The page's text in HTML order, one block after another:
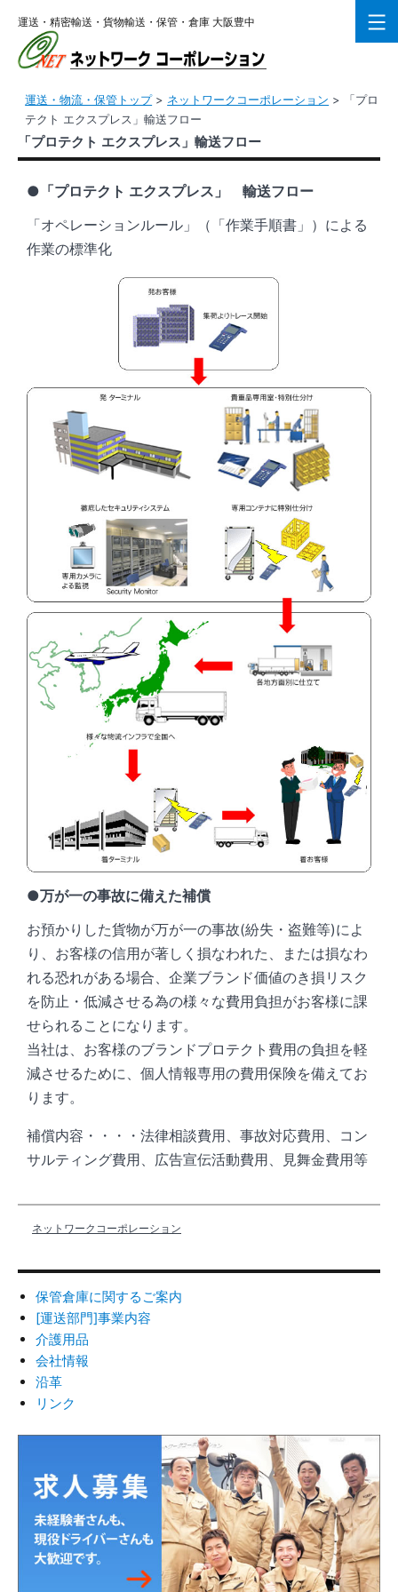
運送・精密輸送・貨物輸送・保管・倉庫 大阪豊中
運送・物流・保管トップ> ネットワークコーポレーション >
「プロ
テクト エクスプレス」輸送フロー
「プロテクト エクスプレス」輸送フロー
●「プロテクト エクスプレス」 輸送フロー
「オペレーションルール」（「作業手順書」）による
作業の標準化
●万が一の事故に備えた補償
お預かりした貨物が万が一の事故(紛失・盗難等)によ
り、お客様の信用が著しく損なわれた、または損なわ
れる恐れがある場合、企業ブランド価値のき損リスク
を防止・低減させる為の様々な費用負担がお客様に課
せられることになります。
当社は、お客様のブランドプロテクト費用の負担を軽
減させるために、個人情報専用の費用保険を備えてお
ります。
補償内容・・・・法律相談費用、事故対応費用、コン
サルティング費用、広告宣伝活動費用、見舞金費用等
ネットワークコーポレーション
保管倉庫に関するご案内
[運送部門]事業内容
介護用品
会社情報
沿革
リンク